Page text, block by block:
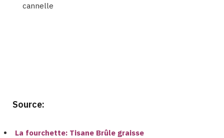
cannelle
Source:
La fourchette: Tisane Brûle graisse